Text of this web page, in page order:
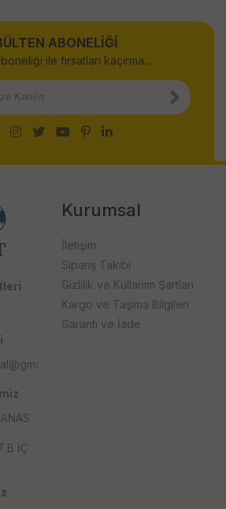
ABONELİĞİ
ile fırsatları kaçırma...
B İÇ
Kurumsal
İletişim
Sipariş Takibi
Gizlilik ve Kullanım Şartları
Kargo ve Taşıma Bilgileri
Garanti ve İade